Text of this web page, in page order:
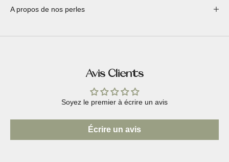
A propos de nos perles
Avis Clients
Soyez le premier à écrire un avis
Écrire un avis